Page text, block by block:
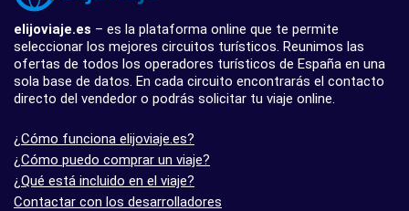
elijoviaje.es – es la plataforma online que te permite
seleccionar los mejores circuitos turísticos. Reunimos las
ofertas de todos los operadores turísticos de España en una
sola base de datos. En cada circuito encontrarás el contacto
directo del vendedor o podrás solicitar tu viaje online.
¿Cómo funciona elijoviaje.es?
¿Cómo puedo comprar un viaje?
¿Qué está incluido en el viaje?
Contactar con los desarrolladores